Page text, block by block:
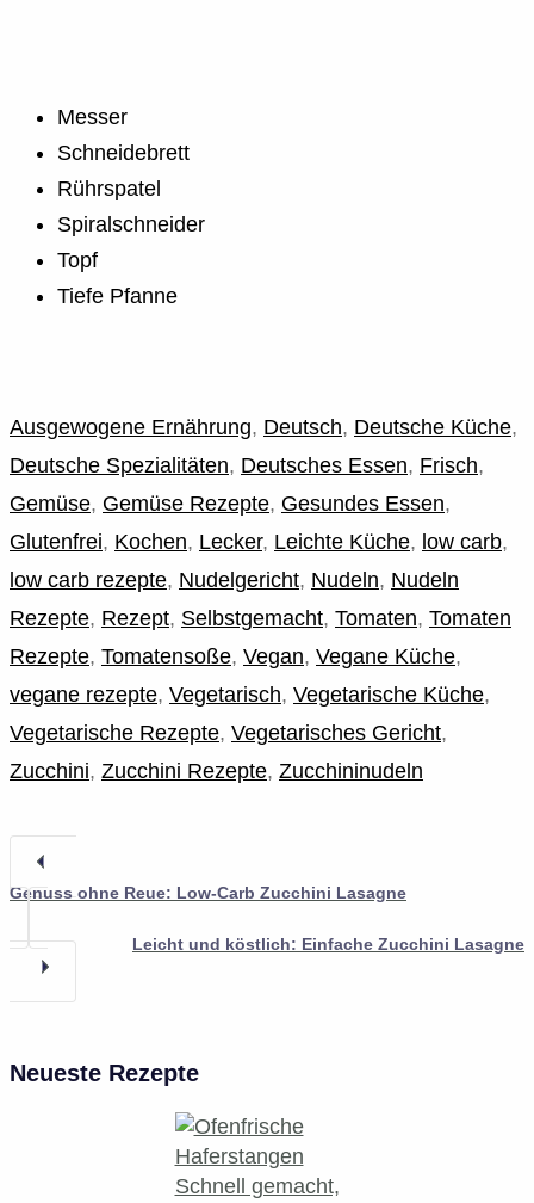
Messer
Schneidebrett
Rührspatel
Spiralschneider
Topf
Tiefe Pfanne
Ausgewogene Ernährung, Deutsch, Deutsche Küche,
Deutsche Spezialitäten, Deutsches Essen, Frisch,
Gemüse, Gemüse Rezepte, Gesundes Essen,
Glutenfrei, Kochen, Lecker, Leichte Küche, low carb,
low carb rezepte, Nudelgericht, Nudeln, Nudeln
Rezepte, Rezept, Selbstgemacht, Tomaten, Tomaten
Rezepte, Tomatensoße, Vegan, Vegane Küche,
vegane rezepte, Vegetarisch, Vegetarische Küche,
Vegetarische Rezepte, Vegetarisches Gericht,
Zucchini, Zucchini Rezepte, Zucchininudeln
Genuss ohne Reue: Low-Carb Zucchini Lasagne
Leicht und köstlich: Einfache Zucchini Lasagne
Neueste Rezepte